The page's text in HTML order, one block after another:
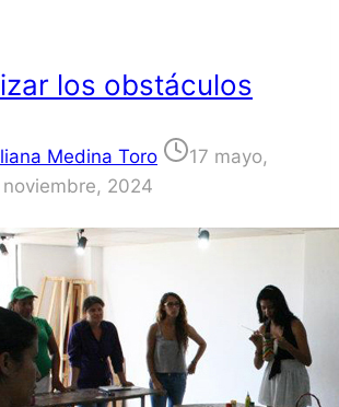
los obstáculos
Medina Toro
17 mayo,
2024